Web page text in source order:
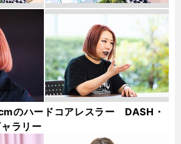
のハードコアレスラー DASH・
ラリー